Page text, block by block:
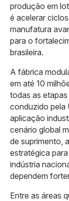
produção em
é acelerar
manufatura
para o
brasileira.
A fábrica
em até 10
todas as
conduzido pela
aplicação
cenário global
de suprimento,
estratégica
indústria
dependem
Entre as áreas